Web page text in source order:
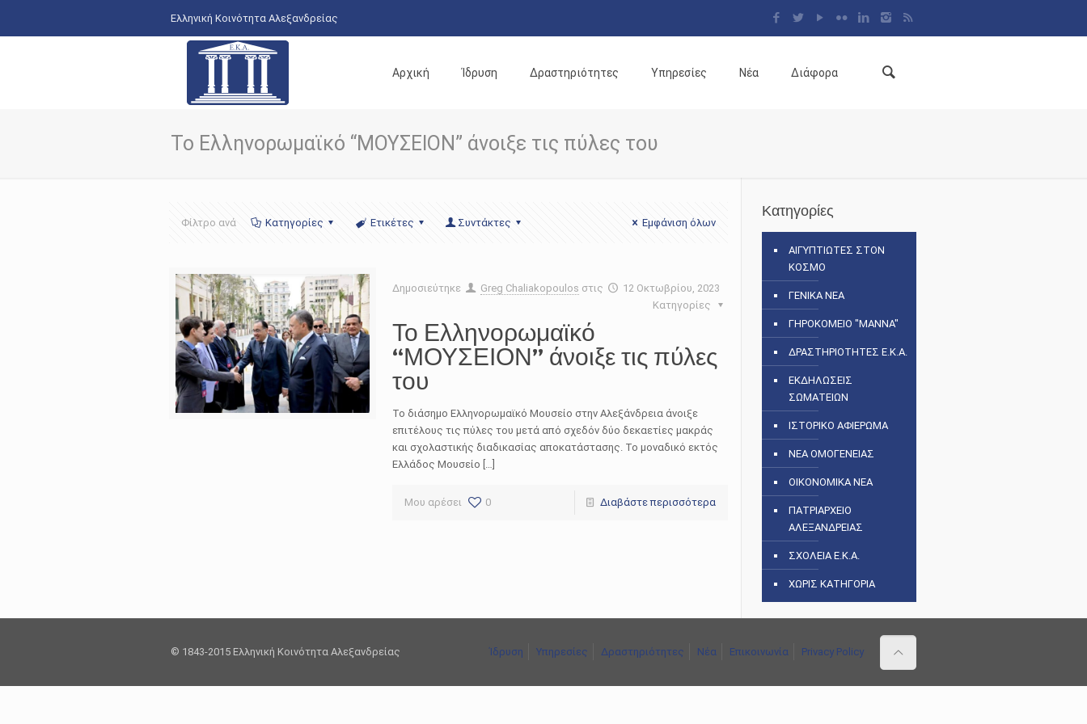
Ελληνική Κοινότητα Αλεξανδρείας
Αρχική Ίδρυση Δραστηριότητες Υπηρεσίες Νέα Διάφορα
Το Ελληνορωμαϊκό “ΜΟΥΣΕΙΟΝ” άνοιξε τις πύλες του
Φίλτρο ανά Κατηγορίες Ετικέτες Συντάκτες Εμφάνιση όλων
Δημοσιεύτηκε Greg Chaliakopoulos στις
12 Οκτωβρίου, 2023
Κατηγορίες
Το Ελληνορωμαϊκό
“ΜΟΥΣΕΙΟΝ” άνοιξε τις πύλες
του
Το διάσημο Ελληνορωμαϊκό Μουσείο στην Αλεξάνδρεια άνοιξε
επιτέλους τις πύλες του μετά από σχεδόν δύο δεκαετίες μακράς
και σχολαστικής διαδικασίας αποκατάστασης. Το μοναδικό εκτός
Ελλάδος Μουσείο […]
Μου αρέσει 0 Διαβάστε περισσότερα
Κατηγορίες
ΑΙΓΥΠΤΙΩΤΕΣ ΣΤΟΝ
ΚΟΣΜΟ
ΓΕΝΙΚΑ ΝΕΑ
ΓΗΡΟΚΟΜΕΙΟ "ΜΑΝΝΑ"
ΔΡΑΣΤΗΡΙΟΤΗΤΕΣ Ε.Κ.Α.
ΕΚΔΗΛΩΣΕΙΣ
ΣΩΜΑΤΕΙΩΝ
ΙΣΤΟΡΙΚΟ ΑΦΙΕΡΩΜΑ
ΝΕΑ ΟΜΟΓΕΝΕΙΑΣ
ΟΙΚΟΝΟΜΙΚΑ ΝΕΑ
ΠΑΤΡΙΑΡΧΕΙΟ
ΑΛΕΞΑΝΔΡΕΙΑΣ
ΣΧΟΛΕΙΑ Ε.Κ.Α.
ΧΩΡΙΣ ΚΑΤΗΓΟΡΙΑ
© 1843-2015 Ελληνική Κοινότητα Αλεξανδρείας Ίδρυση Υπηρεσίες Δραστηριότητες Νέα Επικοινωνία Privacy Policy